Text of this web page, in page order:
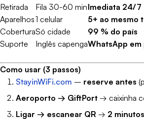
Retirada
Fila 30-60 minImediata 24/7
Aparelhos1 celular
5+ ao mesmo
CoberturaSó cidade
99 % do país
Suporte
Inglês capengaWhatsApp
Como usar (3 passos)
StayinWiFi.com – reserve antes
Aeroporto → GiftPort → caixinha
Ligar → escanear QR → 2